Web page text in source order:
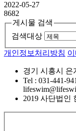
2022-05-27
8682
게시물 검색
검색대상
개인정보처리방침
경기 시흥시 은
Tel : 031-441-
2019 사단법인